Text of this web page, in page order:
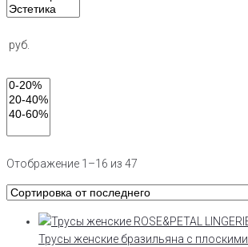
руб.
Отображение 1–16 из 47
Трусы женские бразильяна с